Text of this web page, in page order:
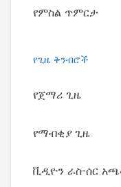
የምስል ጥምርታ
የጊዜ ቅንብሮች
የጀማሪ ጊዜ
የማብቂያ ጊዜ
ቪዲዮን ራስ-ሰር